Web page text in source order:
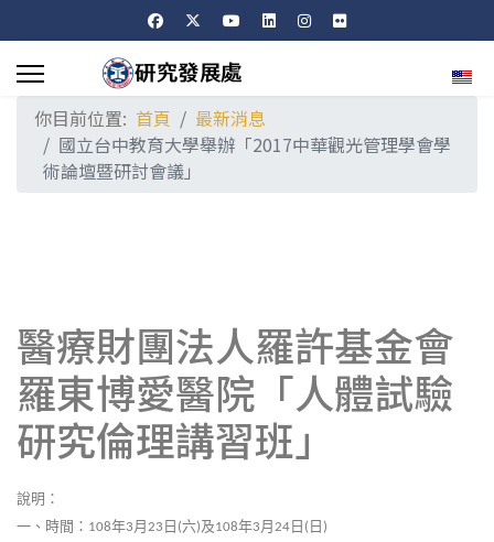
選擇
你目前位置: 首頁
最新消息
國立台中教育大學舉辦「2017中華觀光管理學會學
術論壇暨研討會議」
醫療財團法人羅許基金會
羅東博愛醫院「人體試驗
研究倫理講習班」
說明：
一、時間： 108年3月23 日 (六)及108年3月24日 ( 日 )